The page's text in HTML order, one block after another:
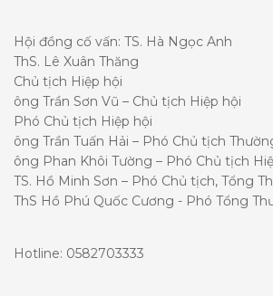
Hội đồng cố vấn: TS. Hà Ngọc Anh
ThS. Lê Xuân Thăng
Chủ tịch Hiệp hội
ông Trần Sơn Vũ – Chủ tịch Hiệp hội
Phó Chủ tịch Hiệp hội
ông Trần Tuấn Hải – Phó Chủ tịch
ông Phan Khôi Tường – Phó Chủ tịch
TS. Hồ Minh Sơn – Phó Chủ tịch, Tổng
ThS Hồ Phú Quốc Cương - Phó Tổng
Hotline: 0582703333